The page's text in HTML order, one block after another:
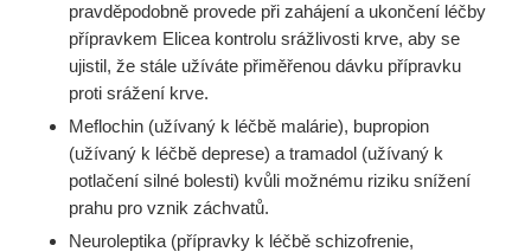
pravděpodobně provede při zahájení a ukončení léčby
přípravkem Elicea kontrolu srážlivosti krve, aby se
ujistil, že stále užíváte přiměřenou dávku přípravku
proti srážení krve.
Meflochin (užívaný k léčbě malárie), bupropion
(užívaný k léčbě deprese) a tramadol (užívaný k
potlačení silné bolesti) kvůli možnému riziku snížení
prahu pro vznik záchvatů.
Neuroleptika (přípravky k léčbě schizofrenie,